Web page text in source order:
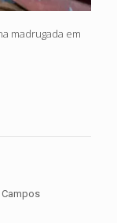
madrugada em
Campos